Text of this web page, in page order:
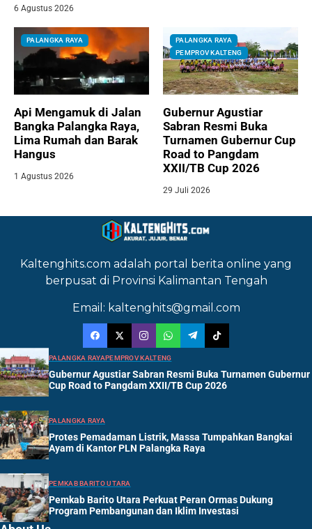
6 Agustus 2026
PALANGKA RAYA
Api Mengamuk di Jalan
Bangka Palangka Raya,
Lima Rumah dan Barak
Hangus
1 Agustus 2026
PALANGKA RAYA
PEMPROV KALTENG
Gubernur Agustiar
Sabran Resmi Buka
Turnamen Gubernur Cup
Road to Pangdam
XXII/TB Cup 2026
29 Juli 2026
Kaltenghits.com adalah portal berita online yang
berpusat di Provinsi Kalimantan Tengah
Email: kaltenghits@gmail.com
PALANGKA RAYAPEMPROV KALTENG
Gubernur Agustiar Sabran Resmi Buka Turnamen Gubernur
Cup Road to Pangdam XXII/TB Cup 2026
PALANGKA RAYA
Protes Pemadaman Listrik, Massa Tumpahkan Bangkai
Ayam di Kantor PLN Palangka Raya
PEMKAB BARITO UTARA
Pemkab Barito Utara Perkuat Peran Ormas Dukung
Program Pembangunan dan Iklim Investasi